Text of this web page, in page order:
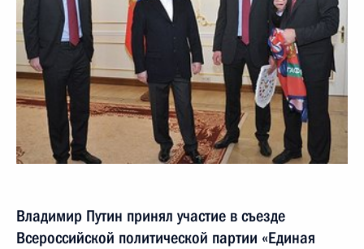
Владимир Путин принял участие в съезде
Всероссийской политической партии «Единая